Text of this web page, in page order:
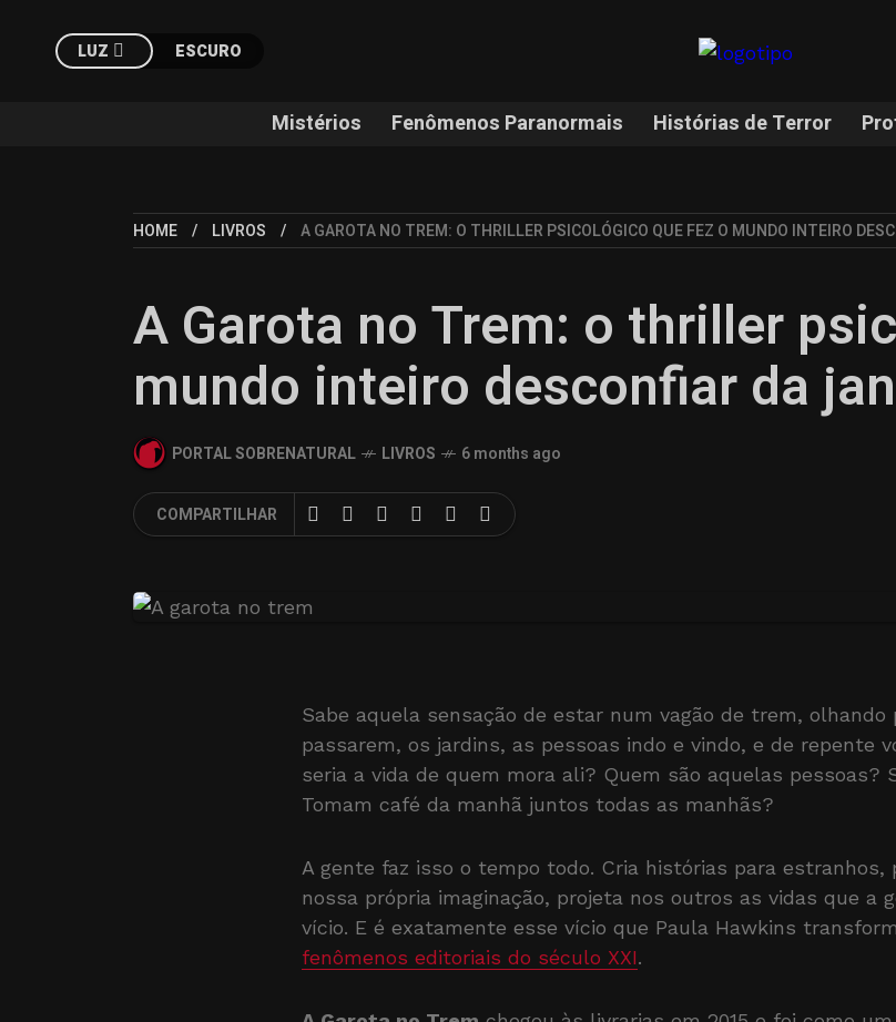
LUZ ESCURO
Mistérios Fenômenos Paranormais Histórias de Terror
HOME LIVROS A GAROTA NO TREM: O THRILLER PSICOLÓGICO QUE FEZ O MUNDO INTEIRO
A Garota no Trem: o thriller
mundo inteiro desconfiar da
PORTAL SOBRENATURAL LIVROS 6 months ago
COMPARTILHAR
Sabe aquela sensação de estar num vagão de trem, olhando
passarem, os jardins, as pessoas indo e vindo, e de repente
seria a vida de quem mora ali? Quem são aquelas pessoas?
Tomam café da manhã juntos todas as manhãs?
A gente faz isso o tempo todo. Cria histórias para estranhos,
nossa própria imaginação, projeta nos outros as vidas que a
vício. E é exatamente esse vício que Paula Hawkins
fenômenos editoriais do século XXI.